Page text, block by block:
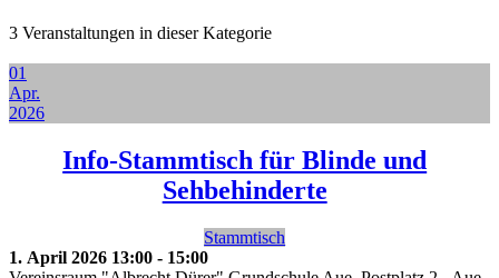
3 Veranstaltungen in dieser Kategorie
01
Apr.
2026
Info-Stammtisch für Blinde und
Sehbehinderte
Stammtisch
1. April 2026 13:00 - 15:00